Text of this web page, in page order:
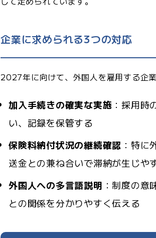
企業に求められる3つの対応
2027年に向けて、外国人を雇用する企
加入手続きの確実な実施 ：採用時
い、記録を保管する
保険料納付状況の継続確認 ：特に
送金との兼ね合いで滞納が生じや
外国人への多言語説明 ：制度の
との関係を分かりやすく伝える